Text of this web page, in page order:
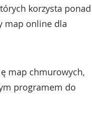
korzysta ponad
map online dla
map chmurowych,
programem do